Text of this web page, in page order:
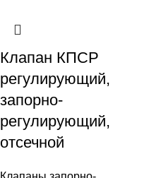
Клапан КПСР
регулирующий,
запорно-
регулирующий,
отсечной